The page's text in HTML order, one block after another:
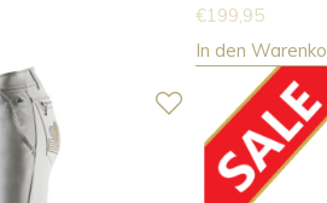
€199,95
In den